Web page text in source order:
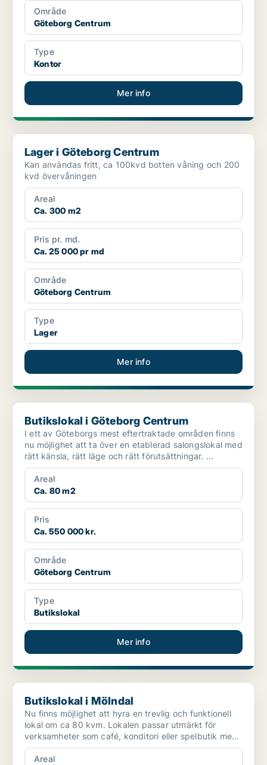
Område
Göteborg Centrum
Type
Kontor
Mer info
Lager i Göteborg Centrum
Lager i Göteborg Centrum
Kan användas fritt, ca 100kvd botten våning och 200
kvd övervåningen
Areal
Ca. 300 m2
Pris pr. md.
Ca. 25 000 pr md
Område
Göteborg Centrum
Type
Lager
Mer info
Butikslokal i Göteborg Centrum
Butikslokal i Göteborg Centrum
I ett av Göteborgs mest eftertraktade områden finns
nu möjlighet att ta över en etablerad salongslokal med
rätt känsla, rätt läge och rätt förutsättningar. ...
Areal
Ca. 80 m2
Pris
Ca. 550 000 kr.
Område
Göteborg Centrum
Type
Butikslokal
Mer info
Butikslokal i Mölndal
Butikslokal i Mölndal
Nu finns möjlighet att hyra en trevlig och funktionell
lokal om ca 80 kvm. Lokalen passar utmärkt för
verksamheter som café, konditori eller spelbutik men
äv...
Areal